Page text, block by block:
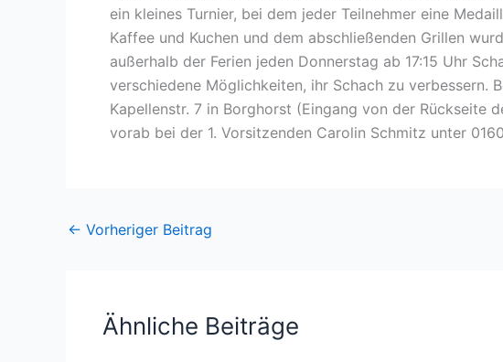
ein kleines Turnier, bei dem jeder Teilnehmer eine
Kaffee und Kuchen und dem abschließenden Grillen
außerhalb der Ferien jeden Donnerstag ab 17:15 Uhr
verschiedene Möglichkeiten, ihr Schach zu verbessern.
Kapellenstr. 7 in Borghorst (Eingang von der Rückseite
vorab bei der 1. Vorsitzenden Carolin Schmitz unter
← Vorheriger Beitrag
Ähnliche Beiträge